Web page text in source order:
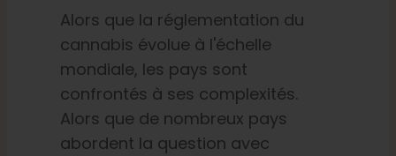
Boutique
Français
Alors que la réglementation du
cannabis évolue à l'échelle
mondiale, les pays sont
confrontés à ses complexités.
Alors que de nombreux pays
abordent la question avec